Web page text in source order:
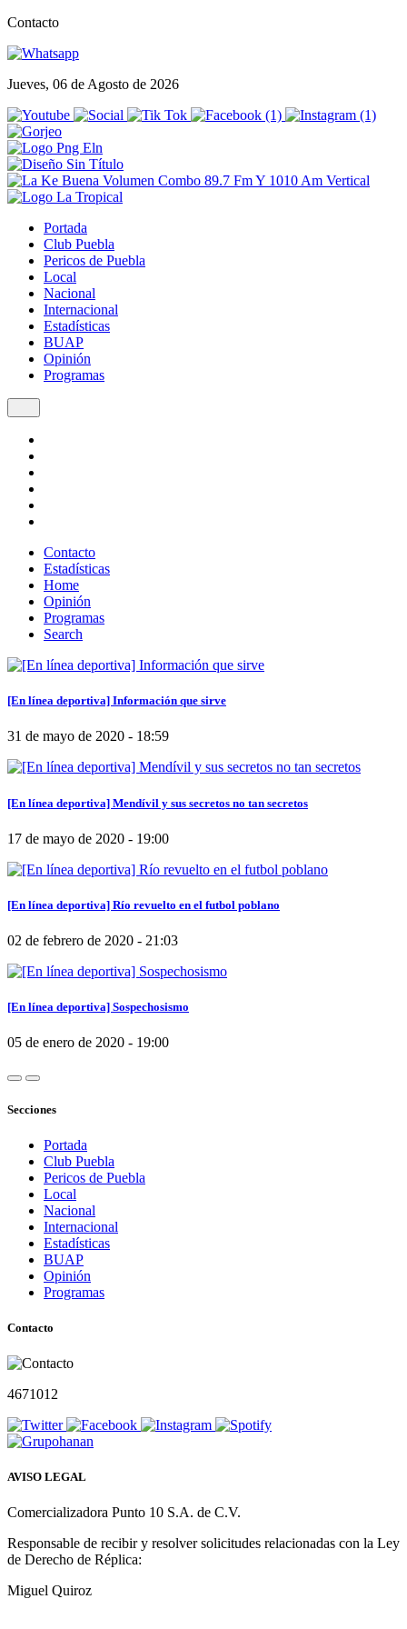
Contacto
Jueves, 06 de Agosto de 2026
Portada
Club Puebla
Pericos de Puebla
Local
Nacional
Internacional
Estadísticas
BUAP
Opinión
Programas
Contacto
Estadísticas
Home
Opinión
Programas
Search
[En línea deportiva] Información que sirve
31 de mayo de 2020 - 18:59
[En línea deportiva] Mendívil y sus secretos no tan secretos
17 de mayo de 2020 - 19:00
[En línea deportiva] Río revuelto en el futbol poblano
02 de febrero de 2020 - 21:03
[En línea deportiva] Sospechosismo
05 de enero de 2020 - 19:00
Secciones
Portada
Club Puebla
Pericos de Puebla
Local
Nacional
Internacional
Estadísticas
BUAP
Opinión
Programas
Contacto
4671012
AVISO LEGAL
Comercializadora Punto 10 S.A. de C.V.
Responsable de recibir y resolver solicitudes relacionadas con la Ley
de Derecho de Réplica:
Miguel Quiroz